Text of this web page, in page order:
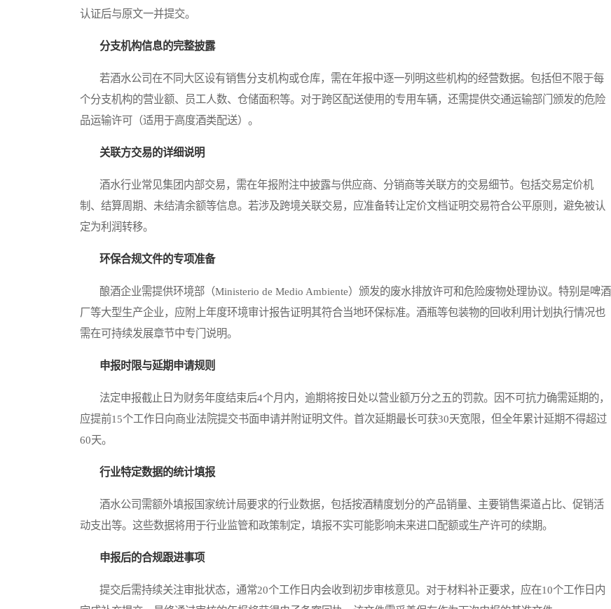
认证后与原文一并提交。
分支机构信息的完整披露
若酒水公司在不同大区设有销售分支机构或仓库，需在年报中逐一列明这些机构的经营数据。包括但不限于每
个分支机构的营业额、员工人数、仓储面积等。对于跨区配送使用的专用车辆，还需提供交通运输部门颁发的危险
品运输许可（适用于高度酒类配送）。
关联方交易的详细说明
酒水行业常见集团内部交易，需在年报附注中披露与供应商、分销商等关联方的交易细节。包括交易定价机
制、结算周期、未结清余额等信息。若涉及跨境关联交易，应准备转让定价文档证明交易符合公平原则，避免被认
定为利润转移。
环保合规文件的专项准备
酿酒企业需提供环境部（Ministerio de Medio Ambiente）颁发的废水排放许可和危险废物处理协议。特别是啤酒
厂等大型生产企业，应附上年度环境审计报告证明其符合当地环保标准。酒瓶等包装物的回收利用计划执行情况也
需在可持续发展章节中专门说明。
申报时限与延期申请规则
法定申报截止日为财务年度结束后4个月内，逾期将按日处以营业额万分之五的罚款。因不可抗力确需延期的，
应提前15个工作日向商业法院提交书面申请并附证明文件。首次延期最长可获30天宽限，但全年累计延期不得超过
60天。
行业特定数据的统计填报
酒水公司需额外填报国家统计局要求的行业数据，包括按酒精度划分的产品销量、主要销售渠道占比、促销活
动支出等。这些数据将用于行业监管和政策制定，填报不实可能影响未来进口配额或生产许可的续期。
申报后的合规跟进事项
提交后需持续关注审批状态，通常20个工作日内会收到初步审核意见。对于材料补正要求，应在10个工作日内